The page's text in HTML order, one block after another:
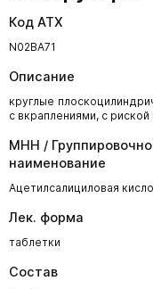
Код АТХ
N02BA71
Описание
круглые
с вкраплениями, с
МНН /
наименование
Ацетилсалициловая
Лек. форма
таблетки
Состав